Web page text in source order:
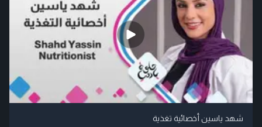
شهد ياسين أخصائية تغذية